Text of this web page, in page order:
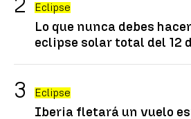
Eclipse
Lo que nunca debes
eclipse solar total del 12
Eclipse
Iberia fletará un vuelo